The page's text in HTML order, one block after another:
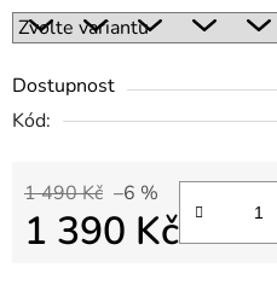
Dostupnost
Kód:
1 490 Kč –6 %
1 390 Kč